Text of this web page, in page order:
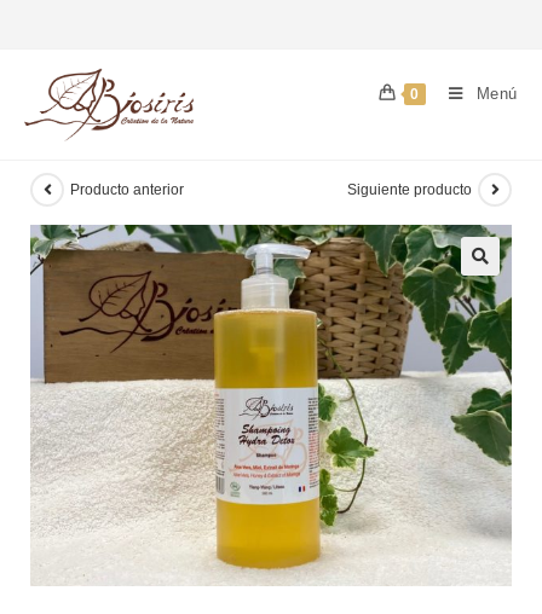
0 Menú
Producto anterior Siguiente producto